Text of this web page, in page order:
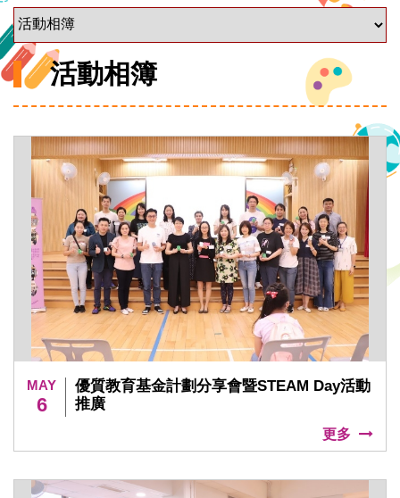
活動相簿
MAY
6
優質教育基金計劃分享會暨STEAM Day活動
推廣
更多